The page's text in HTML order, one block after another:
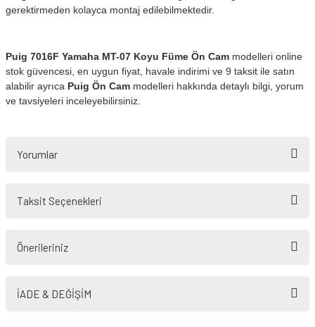
gerektirmeden kolayca montaj edilebilmektedir.
Puig 7016F Yamaha MT-07 Koyu Füme Ön Cam modelleri online
stok güvencesi, en uygun fiyat, havale indirimi ve 9 taksit ile satın
alabilir ayrıca Puig Ön Cam modelleri hakkında detaylı bilgi, yorum
ve tavsiyeleri inceleyebilirsiniz.
Yorumlar
Taksit Seçenekleri
Önerileriniz
yetersiz gördüğünüz noktaları öneri formunu kullanarak tarafımıza
İADE & DEĞİŞİM